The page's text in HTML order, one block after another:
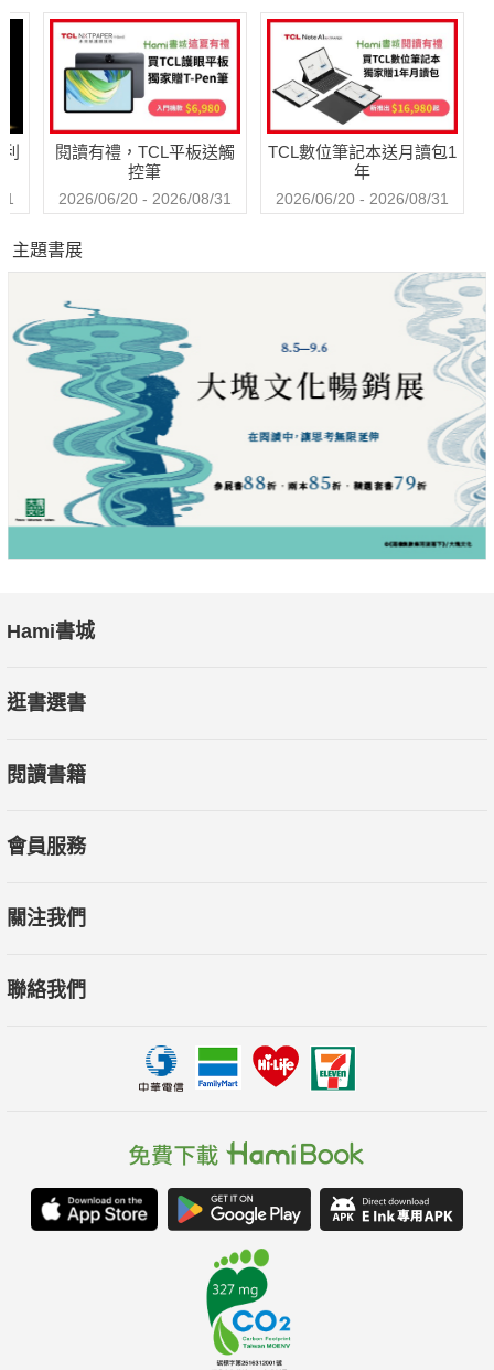
閱讀有禮，TCL平板送觸
控筆
2026/06/20 - 2026/08/31
TCL數位筆記本送月讀包1
年
2026/06/20 - 2026/08/31
主題書展
Hami書城
逛書選書
閱讀書籍
會員服務
關注我們
聯絡我們